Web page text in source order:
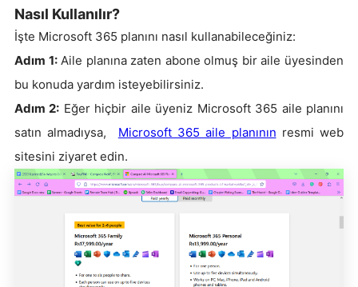
Nasıl Kullanılır?
İşte Microsoft 365 planını nasıl kullanabileceğiniz:
Adım 1:Aile planına zaten abone olmuş bir aile üyesinden
bu konuda yardım isteyebilirsiniz.
Adım 2: Eğer hiçbir aile üyeniz Microsoft 365 aile planını
satın almadıysa, Microsoft 365 aile planının resmi web
sitesini ziyaret edin.